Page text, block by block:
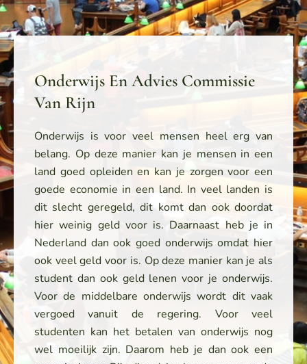
Onderwijs En Advies Commissie
Van Rijn
Onderwijs is voor veel mensen heel erg van
belang. Op deze manier kan je mensen in een
land goed opleiden en kan je zorgen voor een
goede economie in een land. In veel landen is
dit slecht geregeld, dit komt dan ook doordat
hier weinig geld voor is. Daarnaast heb je in
Nederland dan ook goed onderwijs omdat hier
ook veel geld voor is. Op deze manier kan je als
student dan ook geld lenen voor je onderwijs.
Voor de middelbare onderwijs wordt dit vaak
vergoed vanuit de regering. Voor veel
studenten kan het betalen van onderwijs nog
wel moeilijk zijn. Daarom heb je dan ook een